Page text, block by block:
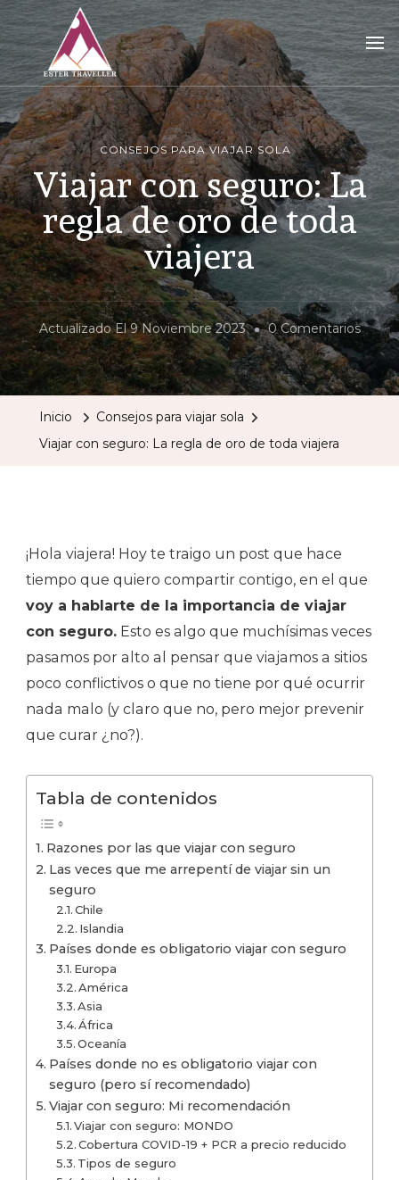
Ester Traveller
tu blog para vivir la aventura de viajar sola
CONSEJOS PARA VIAJAR SOLA
Viajar con seguro: La
regla de oro de toda
viajera
Actualizado El9 Noviembre 2023 0 ComentariosEn
Viajar
Con
Viajera
Inicio
Consejos para viajar sola
Viajar con seguro: La regla de oro de toda viajera
¡Hola viajera! Hoy te traigo un post que hace
tiempo que quiero compartir contigo, en el que
voy a hablarte de la importancia de viajar
con seguro. Esto es algo que muchísimas veces
pasamos por alto al pensar que viajamos a sitios
poco conflictivos o que no tiene por qué ocurrir
nada malo (y claro que no, pero mejor prevenir
que curar ¿no?).
Tabla de contenidos
Razones por las que viajar con seguro
Las veces que me arrepentí de viajar sin un
seguro
Chile
Islandia
Países donde es obligatorio viajar con seguro
Europa
América
Asia
África
Oceanía
Países donde no es obligatorio viajar con
seguro (pero sí recomendado)
Viajar con seguro: Mi recomendación
Viajar con seguro: MONDO
Cobertura COVID-19 + PCR a precio reducido
Tipos de seguro